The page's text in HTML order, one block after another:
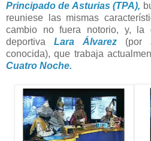
Principado de Asturias (TPA),
reuniese las mismas
cambio no fuera notorio, y, la
deportiva
Lara Álvarez (por
conocida), que trabaja
Cuatro Noche.